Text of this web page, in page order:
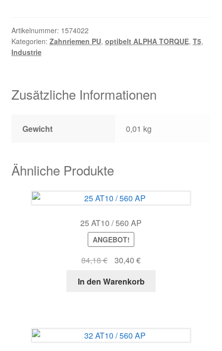
Zahlungsarten
Menge
Artikelnummer: 1574022
Kategorien: Zahnriemen PU, optibelt ALPHA TORQUE, T5,
Industrie
Zusätzliche Informationen
Gewicht 0,01 kg
Ähnliche Produkte
25 AT10 / 560 AP
ANGEBOT!
84,18€
Ursprünglicher
war:
30,40 €Aktueller
ist:
In den Warenkorb